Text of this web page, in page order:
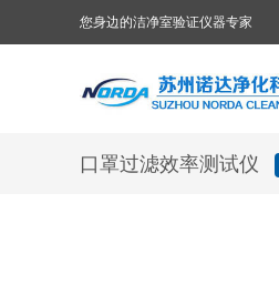
您身边的洁净室验证仪器专家
口罩过滤效率测试仪